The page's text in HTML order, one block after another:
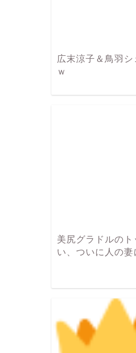
広末涼子＆鳥羽
ｗ
美尻グラドルの
い、ついに人の妻